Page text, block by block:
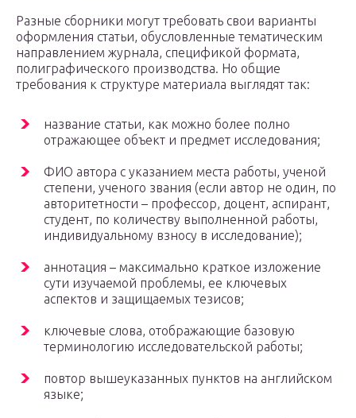
Разные сборники могут требовать свои варианты
оформления статьи, обусловленные тематическим
направлением журнала, спецификой формата,
полиграфического производства. Но общие
требования к структуре материала выглядят так:
название статьи, как можно более полно
отражающее объект и предмет исследования;
ФИО автора с указанием места работы, ученой
степени, ученого звания (если автор не один, по
авторитетности – профессор, доцент, аспирант,
студент, по количеству выполненной работы,
индивидуальному взносу в исследование);
аннотация – максимально краткое изложение
сути изучаемой проблемы, ее ключевых
аспектов и защищаемых тезисов;
ключевые слова, отображающие базовую
терминологию исследовательской работы;
повтор вышеуказанных пунктов на английском
языке;